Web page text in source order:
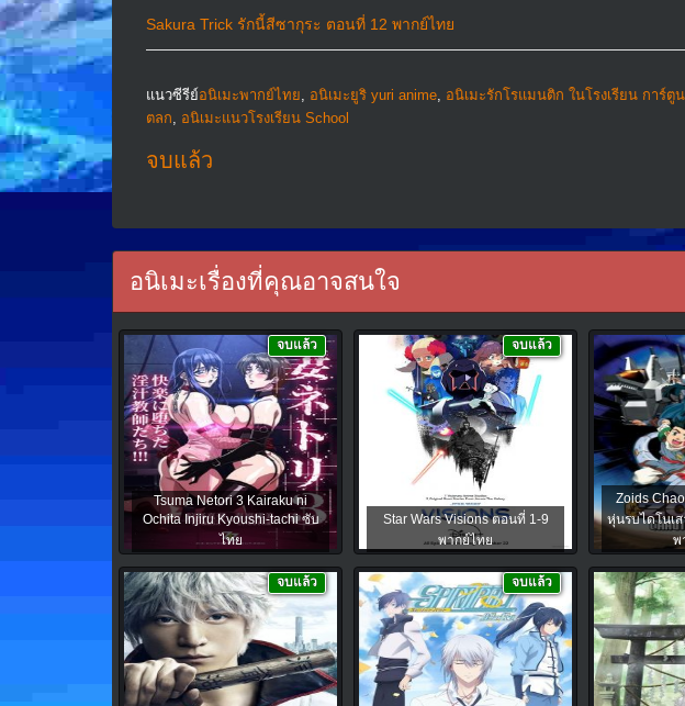
Sakura Trick รักนี้สีซากุระ ตอนที่ 12 พากย์ไทย
แนวซีรีย์อนิเมะพากย์ไทย อนิเมะยูริ yuri anime อนิเมะรักโรแมนติก ในโรงเรียน การ์ตู
ตลก
อนิเมะแนวโรงเรียน School
จบแล้ว
อนิเมะเรื่องที่คุณอาจสนใจ
Tsuma Netori 3 Kairaku ni
Ochita Injiru Kyoushi-tachi ซับ
ไทย
จบแล้ว
Star Wars Visions ตอนที่ 1-9
พากย์ไทย
จบแล้ว
Zoids
หุ่นรบไดโนเ
พ
จบแล้ว จบแล้ว